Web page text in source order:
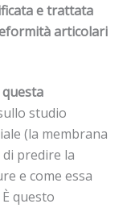
e trattata
articolari
studio
(la membrana
predire la
e come essa
questo